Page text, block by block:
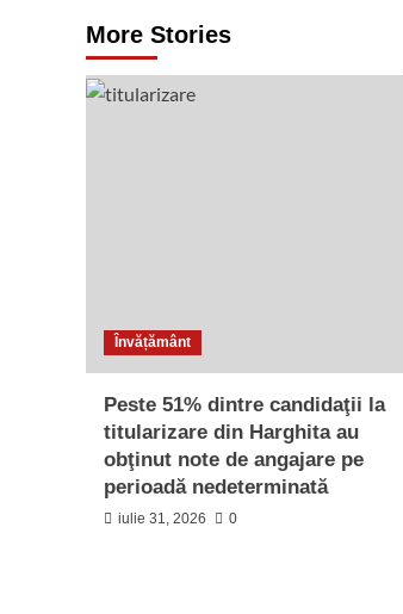
More Stories
Învățământ
Peste 51% dintre candidaţii la
titularizare din Harghita au
obţinut note de angajare pe
perioadă nedeterminată
iulie 31, 2026 0